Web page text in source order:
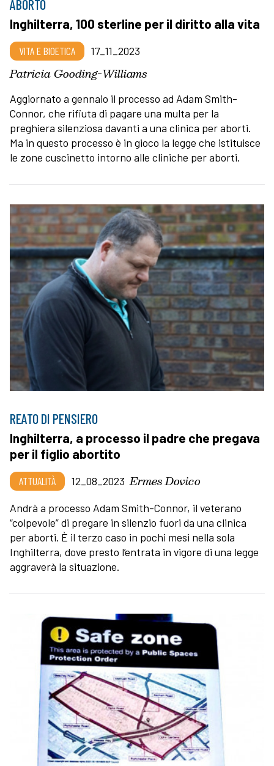
ABORTO
Inghilterra, 100 sterline per il diritto alla vita
VITA E BIOETICA 17_11_2023
Patricia Gooding-Williams
Aggiornato a gennaio il processo ad Adam Smith-
Connor, che rifiuta di pagare una multa per la
preghiera silenziosa davanti a una clinica per aborti.
Ma in questo processo è in gioco la legge che istituisce
le zone cuscinetto intorno alle cliniche per aborti.
REATO DI PENSIERO
Inghilterra, a processo il padre che pregava
per il figlio abortito
ATTUALITÀ 12_08_2023 Ermes Dovico
Andrà a processo Adam Smith-Connor, il veterano
“colpevole” di pregare in silenzio fuori da una clinica
per aborti. È il terzo caso in pochi mesi nella sola
Inghilterra, dove presto l’entrata in vigore di una legge
aggraverà la situazione.